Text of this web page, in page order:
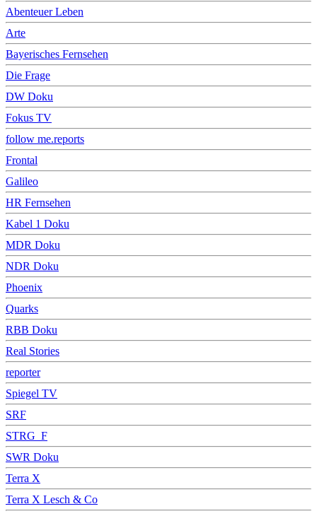
Abenteuer Leben
Arte
Bayerisches Fernsehen
Die Frage
DW Doku
Fokus TV
follow me.reports
Frontal
Galileo
HR Fernsehen
Kabel 1 Doku
MDR Doku
NDR Doku
Phoenix
Quarks
RBB Doku
Real Stories
reporter
Spiegel TV
SRF
STRG_F
SWR Doku
Terra X
Terra X Lesch & Co